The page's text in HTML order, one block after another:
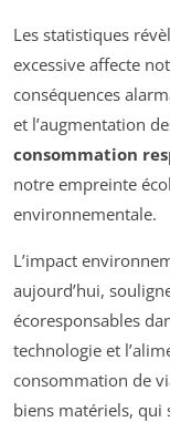
Les statistiques
excessive affecte
conséquences
et l’augmentation
consommation
notre empreinte
environnementale.
L’impact
aujourd’hui,
écoresponsables
technologie et
consommation de
biens matériels, qui